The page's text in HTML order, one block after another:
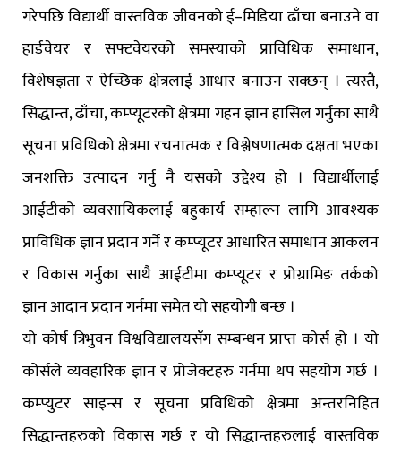
गरेपछि विद्यार्थी वास्तविक जीवनको ई–मिडिया ढाँचा बनाउने वा
हार्डवेयर र सफ्टवेयरको समस्याको प्राविधिक समाधान,
विशेषज्ञता र ऐच्छिक क्षेत्रलाई आधार बनाउन सक्छन् । त्यस्तै,
सिद्धान्त, ढाँचा, कम्प्यूटरको क्षेत्रमा गहन ज्ञान हासिल गर्नुका साथै
सूचना प्रविधिको क्षेत्रमा रचनात्मक र विश्लेषणात्मक दक्षता भएका
जनशक्ति उत्पादन गर्नु नै यसको उद्देश्य हो । विद्यार्थीलाई
आईटीको व्यवसायिकलाई बहुकार्य सम्हाल्न लागि आवश्यक
प्राविधिक ज्ञान प्रदान गर्ने र कम्प्यूटर आधारित समाधान आकलन
र विकास गर्नुका साथै आईटीमा कम्प्यूटर र प्रोग्रामिङ तर्कको
ज्ञान आदान प्रदान गर्नमा समेत यो सहयोगी बन्छ ।
यो कोर्ष त्रिभुवन विश्वविद्यालयसँग सम्बन्धन प्राप्त कोर्स हो । यो
कोर्सले व्यवहारिक ज्ञान र प्रोजेक्टहरु गर्नमा थप सहयोग गर्छ ।
कम्प्युटर साइन्स र सूचना प्रविधिको क्षेत्रमा अन्तरनिहित
सिद्धान्तहरुको विकास गर्छ र यो सिद्धान्तहरुलाई वास्तविक